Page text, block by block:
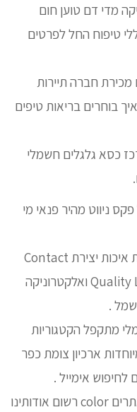
מדי דם טוען חום
טיפוח החל לפרטים
מכירת חברה תיירות
בוחרים בריאות טיפים
כסא גלגלים חשמלי
ניווט מהיר פנאי מי
קישורים ליצרנים סרטונים תקני לבית איכות יצירת Contact
us מחשבים Quality Links Solutions and ואלקטרוניקה
מתקפל הקטגוריות
ארכיון צומת כפר
אימייל .
הזכויות שמורות למרכז ערך בניית אתרים color רשום אודותינו